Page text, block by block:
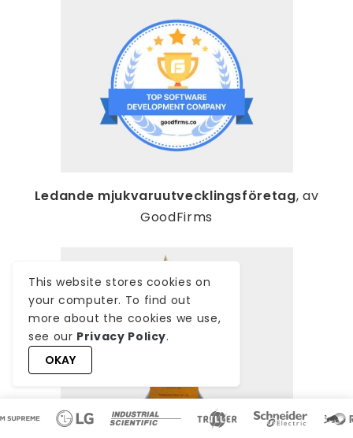
Ledande mjukvaruutvecklingsföretag, av
GoodFirms
This website stores cookies on
your computer. To find out
more about the cookies we use,
see our Privacy Policy.
OKAY